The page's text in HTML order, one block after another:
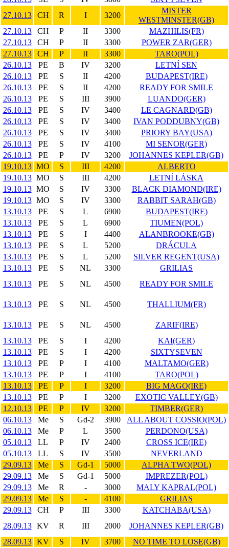
27.10.13
CH R I 3200
MISTER
WESTMINSTER(GB)
27.10.13
CH P II 3300
MAZHILIS(FR)
27.10.13
CH P II 3300
POWER ZAR(GER)
27.10.13
CH P II 3300
TARO(POL)
26.10.13
PE B IV 3200
LETNÍ SEN
26.10.13
PE S II 4200
BUDAPEST(IRE)
26.10.13
PE S II 4200
READY FOR SMILE
26.10.13
PE S III 3900
LUANDO(GER)
26.10.13
PE S IV 3400
LE CAGNARD(GB)
26.10.13
PE S IV 3400
IVAN PODDUBNY(GB)
26.10.13
PE S IV 3400
PRIORY BAY(USA)
26.10.13
PE S IV 4100
MI SENOR(GER)
26.10.13
PE P IV 3200
JOHANNES KEPLER(GB)
19.10.13 MO S III 4200
ALBERTO
19.10.13 MO S III 4200
LETNÍ LÁSKA
19.10.13 MO S IV 3300
BLACK DIAMOND(IRE)
19.10.13 MO S IV 3300
RABBIT SARAH(GB)
13.10.13
PE S L 6900
BUDAPEST(IRE)
13.10.13
PE S L 6900
TIUMEN(POL)
13.10.13
PE S I 4400
ALANBROOKE(GB)
13.10.13
PE S L 5200
DRÁCULA
13.10.13
PE S L 5200
SILVER REGENT(USA)
13.10.13
PE S NL 3300
GRILIAS
13.10.13
PE S NL 4500 READY FOR SMILE
13.10.13 PE S NL 4500 THALLIUM(FR)
13.10.13 PE S NL 4500
ZARIF(IRE)
13.10.13
PE S I 4200
KAI(GER)
13.10.13
PE S I 4200
SIXTYSEVEN
13.10.13
PE P I 4100
MALTAMO(GER)
13.10.13
PE P I 4100
TARO(POL)
13.10.13
PE P I 3200
BIG MAGO(IRE)
13.10.13
PE P I 3200
EXOTIC VALLEY(GB)
12.10.13
PE P IV 3200
TIMBER(GER)
06.10.13
Me S Gd-2 3900
ALL ABOUT COSSIO(POL)
06.10.13
Me P L 3500
PERDONO(USA)
05.10.13
LL P IV 2400
CROSS ICE(IRE)
05.10.13
LL S IV 3500
NEVERLAND
29.09.13
Me S Gd-1 5000
ALPHA TWO(POL)
29.09.13
Me S Gd-1 5000
IMPREZER(POL)
29.09.13
Me R - 3000
MALY KAPRAL(POL)
29.09.13
Me S - 4100
GRILIAS
29.09.13
CH P III 3300
KATCHABA(USA)
28.09.13
KV R III 2000
JOHANNES KEPLER(GB)
28.09.13
KV S IV 3700
NO TIME TO LOSE(GB)